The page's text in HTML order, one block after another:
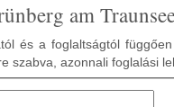
am
és a foglaltságtól
szabva, azonnali foglalási